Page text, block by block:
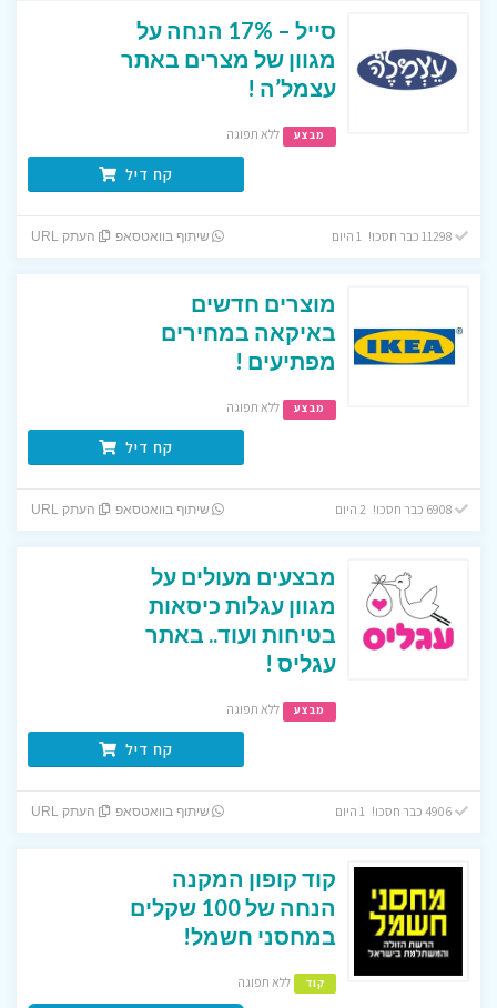
סייל – 17% הנחה על
מגוון של מצרים באתר
עצמל’ה !
מבצע ללא תפוגה
קח דיל
11298 כבר חסכו! 1 היום שיתוף בוואטסאפ העתק URL
מוצרים חדשים
באיקאה במחירים
מפתיעים !
מבצע ללא תפוגה
קח דיל
6908 כבר חסכו! 2 היום שיתוף בוואטסאפ העתק URL
מבצעים מעולים על
מגוון עגלות כיסאות
בטיחות ועוד.. באתר
עגליס !
מבצע ללא תפוגה
קח דיל
4906 כבר חסכו! 1 היום שיתוף בוואטסאפ העתק URL
קוד קופון המקנה
הנחה של 100 שקלים
במחסני חשמל!
קוד ללא תפוגה